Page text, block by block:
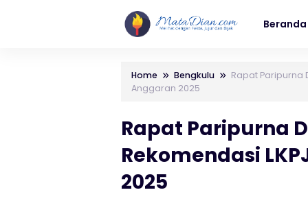
Beranda
Home Bengkulu
Rapat Paripurna
Anggaran 2025
Rapat Paripurna
Rekomendasi
2025